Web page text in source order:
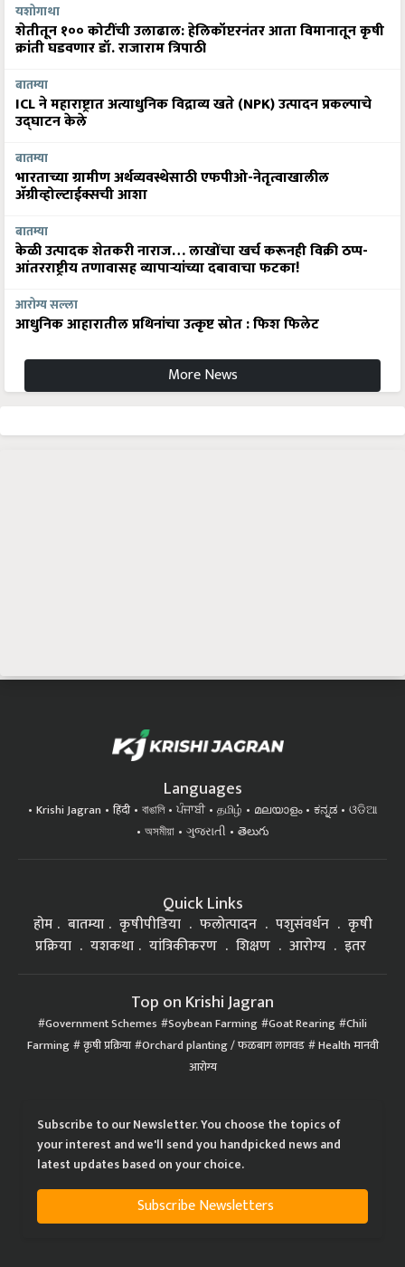
यशोगाथा
शेतीतून १०० कोटींची उलाढाल: हेलिकॉप्टरनंतर आता विमानातून कृषी
क्रांती घडवणार डॉ. राजाराम त्रिपाठी
बातम्या
ICL ने महाराष्ट्रात अत्याधुनिक विद्राव्य खते (NPK) उत्पादन प्रकल्पाचे
उद्घाटन केले
बातम्या
भारताच्या ग्रामीण अर्थव्यवस्थेसाठी एफपीओ-नेतृत्वाखालील
अ‍ॅग्रीव्होल्टाईक्सची आशा
बातम्या
केळी उत्पादक शेतकरी नाराज… लाखोंचा खर्च करूनही विक्री ठप्प-
आंतरराष्ट्रीय तणावासह व्यापाऱ्यांच्या दबावाचा फटका!
आरोग्य सल्ला
आधुनिक आहारातील प्रथिनांचा उत्कृष्ट स्रोत : फिश फिलेट
More News
Languages
Krishi Jagran हिंदी বাঙালি ਪੰਜਾਬੀ தமிழ் മലയാളം ಕನ್ನಡ
ଓଡିଆ
অসমীয়া
ગુજરાતી తెలుగు
Quick Links
होम बातम्या कृषीपीडिया फलोत्पादन पशुसंवर्धन
कृषी
प्रक्रिया
यशकथा यांत्रिकीकरण शिक्षण आरोग्य इतर
Top on Krishi Jagran
Government Schemes Soybean Farming Goat Rearing Chili
Farming कृषी प्रक्रिया Orchard planting / फळबाग लागवड Health मानवी
आरोग्य
Subscribe to our Newsletter. You choose the topics of
your interest and we'll send you handpicked news and
latest updates based on your choice.
Subscribe Newsletters